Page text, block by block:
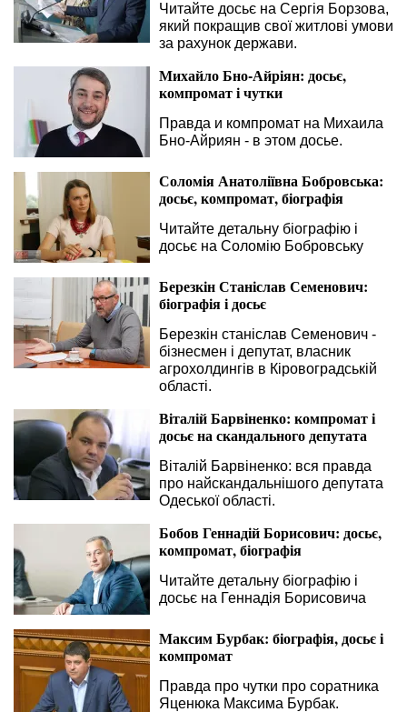
Читайте досьє на Сергія Борзова,
який покращив свої житлові умови
за рахунок держави.
Михайло Бно-Айріян: досьє,
компромат і чутки
Правда и компромат на Михаила
Бно-Айриян - в этом досье.
Соломія Анатоліївна Бобровська:
досьє, компромат, біографія
Читайте детальну біографію і
досьє на Соломію Бобровську
Березкін Станіслав Семенович:
біографія і досьє
Березкін станіслав Семенович -
бізнесмен і депутат, власник
агрохолдингів в Кіровоградській
області.
Віталій Барвіненко: компромат і
досьє на скандального депутата
Віталій Барвіненко: вся правда
про найскандальнішого депутата
Одеської області.
Бобов Геннадій Борисович: досьє,
компромат, біографія
Читайте детальну біографію і
досьє на Геннадія Борисовича
Максим Бурбак: біографія, досьє і
компромат
Правда про чутки про соратника
Яценюка Максима Бурбак.